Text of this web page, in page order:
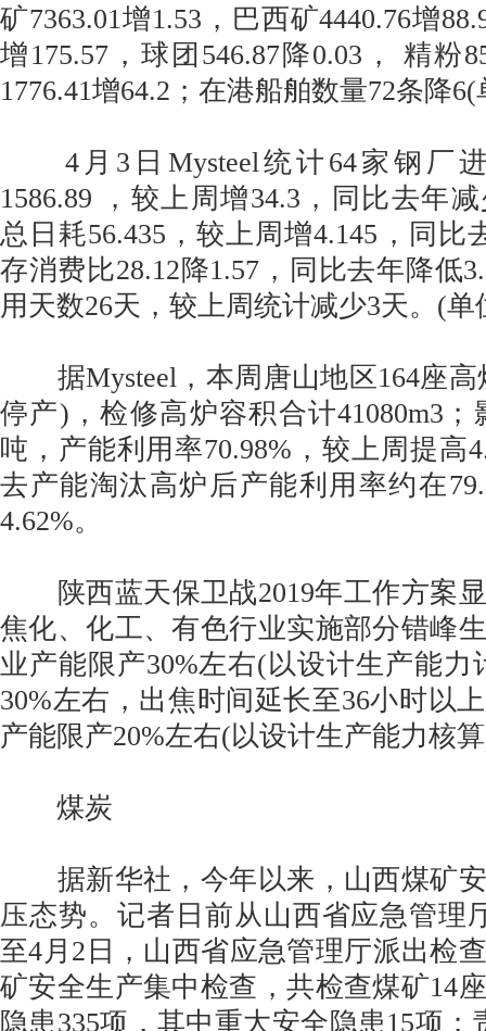
矿7363.01增1.53，巴西矿4440.76增
增175.57，球团546.87降0.03， 精粉
1776.41增64.2；在港船舶数量72条降
4月3日Mysteel统计64家钢厂
1586.89 ，较上周增34.3，同比去年
总日耗56.435，较上周增4.145，同比
存消费比28.12降1.57，同比去年降低
用天数26天，较上周统计减少3天。(单
据Mysteel，本周唐山地区164座高
停产)，检修高炉容积合计41080m3；
吨，产能利用率70.98%，较上周提高
去产能淘汰高炉后产能利用率约在
4.62%。
陕西蓝天保卫战2019年工作方案
焦化、化工、有色行业实施部分错峰
业产能限产30%左右(以设计生产能力
30%左右，出焦时间延长至36小时以
产能限产20%左右(以设计生产能力核
煤炭
据新华社，今年以来，山西煤矿安
压态势。记者日前从山西省应急管理
至4月2日，山西省应急管理厅派出检
矿安全生产集中检查，共检查煤矿14
隐患335项，其中重大安全隐患15项